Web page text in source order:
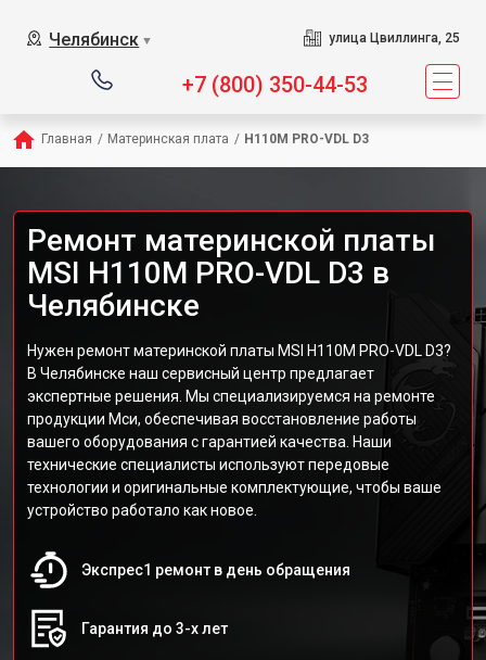
Челябинск ▼ улица Цвиллинга, 25
+7 (800) 350-44-53
Главная / Материнская плата / H110M PRO-VDL D3
Ремонт материнской платы
MSI H110M PRO-VDL D3 в
Челябинске
Нужен ремонт материнской платы MSI H110M PRO-VDL D3?
В Челябинске наш сервисный центр предлагает
экспертные решения. Мы специализируемся на ремонте
продукции Мси, обеспечивая восстановление работы
вашего оборудования с гарантией качества. Наши
технические специалисты используют передовые
технологии и оригинальные комплектующие, чтобы ваше
устройство работало как новое.
Экспрес1 ремонт в день обращения
Гарантия до 3-х лет